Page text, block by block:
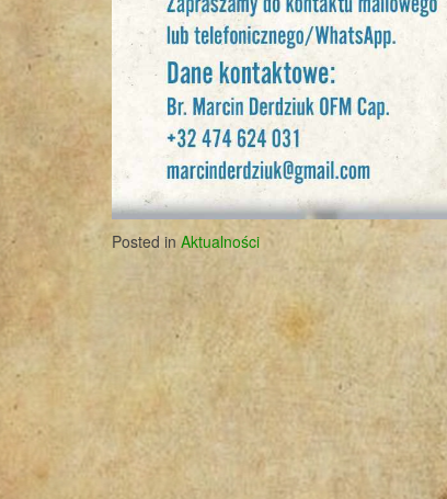
Posted in Aktualności
Post
navigation